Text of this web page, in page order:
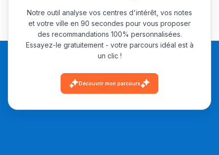
دليل المهن
ما يزيد عن 149 مهنة
دليل التوجيه
التوجيه بالثانوي و الإعدادي
Notre outil analyse vos centres d'intérêt, vos notes
et votre ville en 90 secondes pour vous proposer
des recommandations 100% personnalisées.
Essayez-le gratuitement - votre parcours idéal est à
un clic !
Découvrir mon parcours